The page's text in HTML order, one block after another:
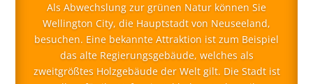
Als Abwechslung zur grünen Natur können Sie
Wellington City, die Hauptstadt von Neuseeland,
besuchen. Eine bekannte Attraktion ist zum Beispiel
das alte Regierungsgebäude, welches als
zweitgrößtes Holzgebäude der Welt gilt. Die Stadt ist